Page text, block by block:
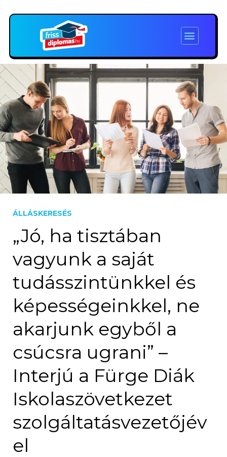
ÁLLÁSKERESÉS
„Jó, ha tisztában
vagyunk a saját
tudásszintünkkel és
képességeinkkel, ne
akarjunk egyből a
csúcsra ugrani” –
Interjú a Fürge Diák
Iskolaszövetkezet
szolgáltatásvezetőjév
el